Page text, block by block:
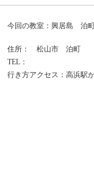
今回の教室：興居島 泊
住所： 松山市 泊町
TEL：
行き方アクセス：高浜駅